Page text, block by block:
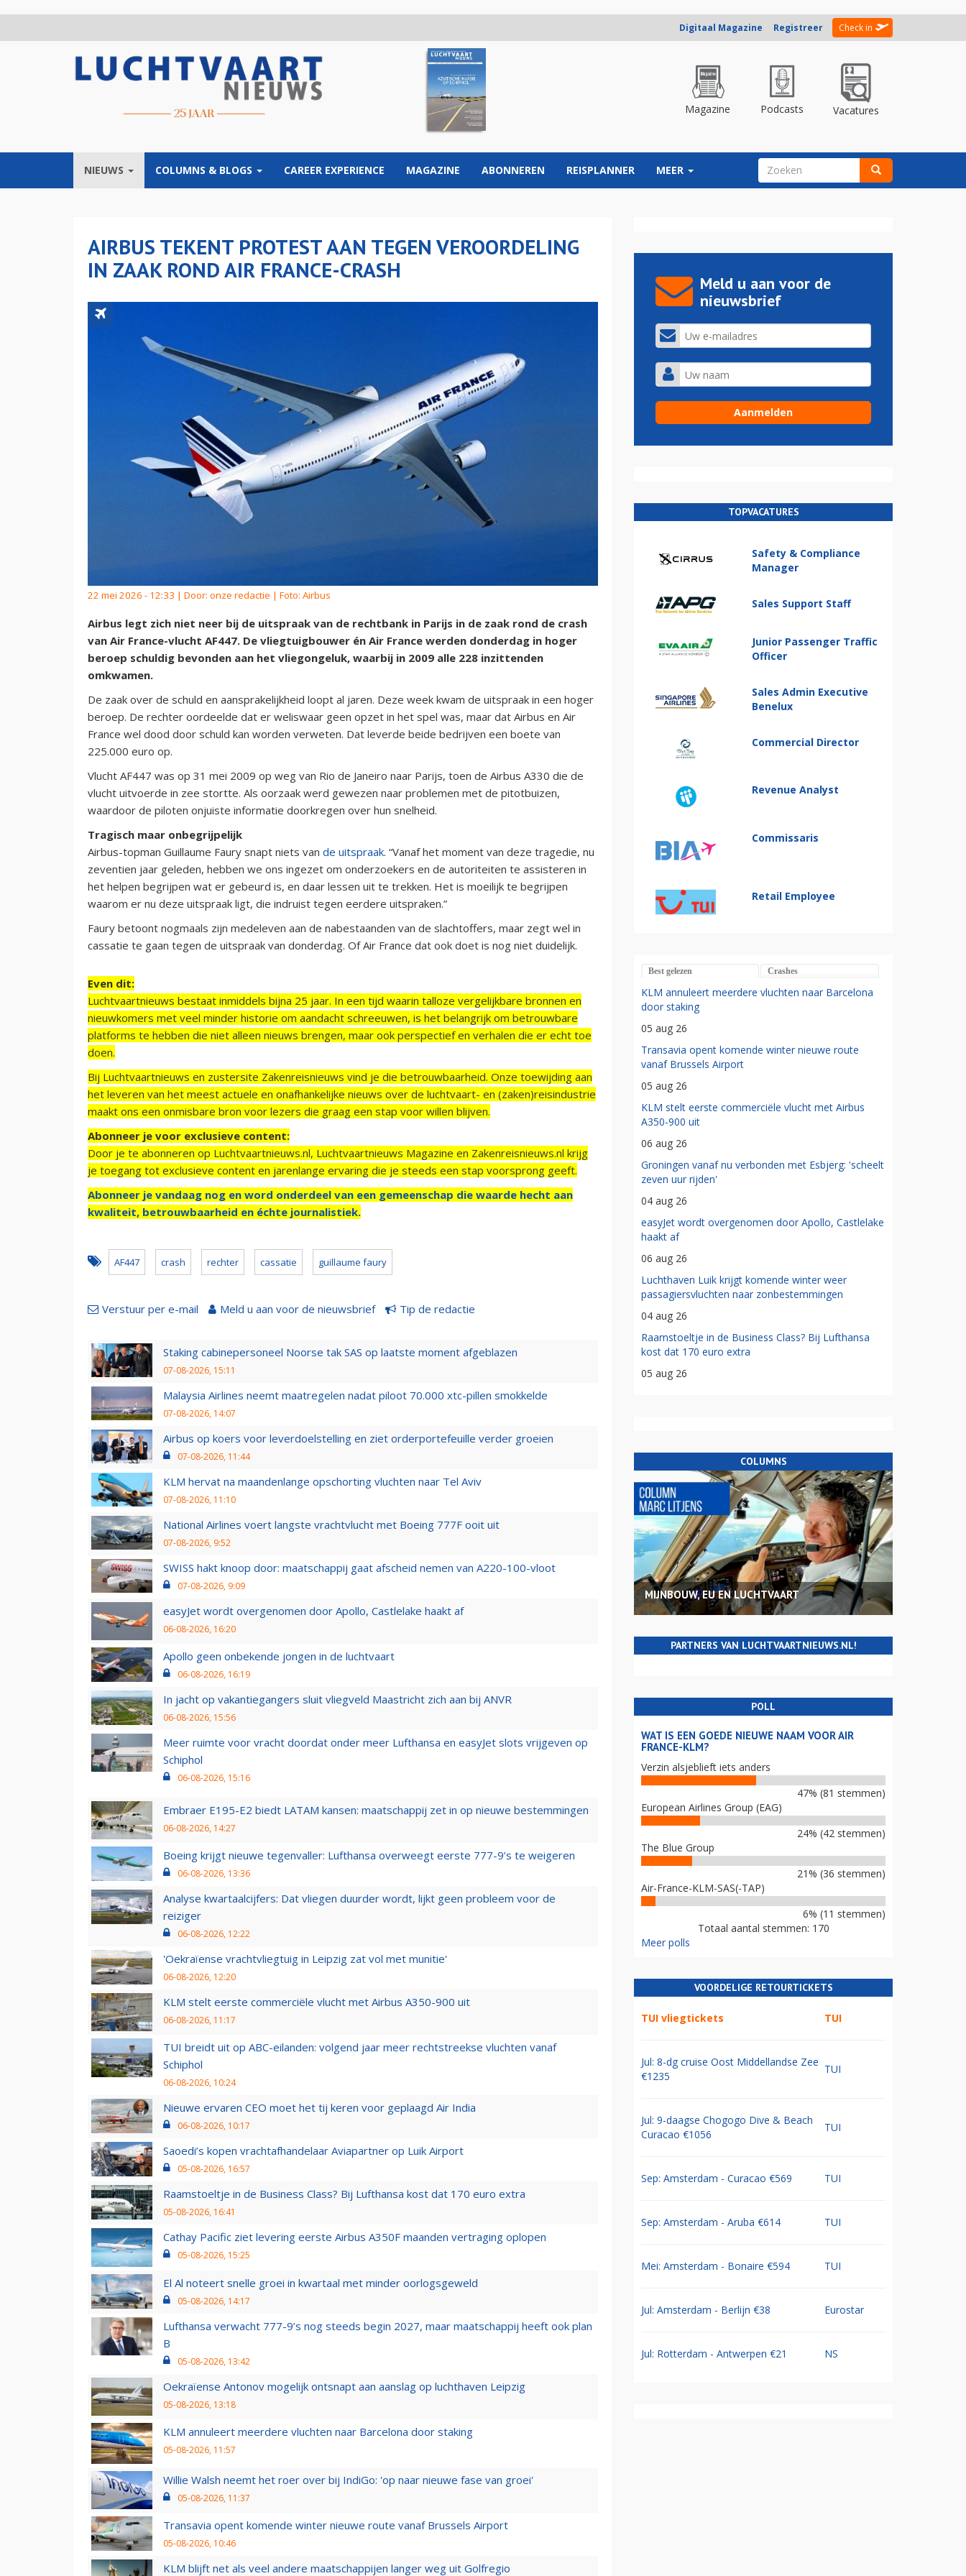
Digitaal Magazine Registreer Check in
Magazine Podcasts Vacatures
NIEUWS COLUMNS & BLOGS CAREER EXPERIENCE MAGAZINE ABONNEREN REISPLANNER MEER ZOEKVELD
AIRBUS TEKENT PROTEST AAN TEGEN VEROORDELING
IN ZAAK ROND AIR FRANCE-CRASH
22 mei 2026 - 12:33 | Door: onze redactie | Foto: Airbus
Airbus legt zich niet neer bij de uitspraak van de rechtbank in Parijs in de zaak rond de crash
van Air France-vlucht AF447. De vliegtuigbouwer én Air France werden donderdag in hoger
beroep schuldig bevonden aan het vliegongeluk, waarbij in 2009 alle 228 inzittenden
omkwamen.
De zaak over de schuld en aansprakelijkheid loopt al jaren. Deze week kwam de uitspraak in een hoger
beroep. De rechter oordeelde dat er weliswaar geen opzet in het spel was, maar dat Airbus en Air
France wel dood door schuld kan worden verweten. Dat leverde beide bedrijven een boete van
225.000 euro op.
Vlucht AF447 was op 31 mei 2009 op weg van Rio de Janeiro naar Parijs, toen de Airbus A330 die de
vlucht uitvoerde in zee stortte. Als oorzaak werd gewezen naar problemen met de pitotbuizen,
waardoor de piloten onjuiste informatie doorkregen over hun snelheid.
Tragisch maar onbegrijpelijk
Airbus-topman Guillaume Faury snapt niets van de uitspraak. “Vanaf het moment van deze tragedie, nu
zeventien jaar geleden, hebben we ons ingezet om onderzoekers en de autoriteiten te assisteren in
het helpen begrijpen wat er gebeurd is, en daar lessen uit te trekken. Het is moeilijk te begrijpen
waarom er nu deze uitspraak ligt, die indruist tegen eerdere uitspraken.”
Faury betoont nogmaals zijn medeleven aan de nabestaanden van de slachtoffers, maar zegt wel in
cassatie te gaan tegen de uitspraak van donderdag. Of Air France dat ook doet is nog niet duidelijk.
Even dit:
Luchtvaartnieuws bestaat inmiddels bijna 25 jaar. In een tijd waarin talloze vergelijkbare bronnen en
nieuwkomers met veel minder historie om aandacht schreeuwen, is het belangrijk om betrouwbare
platforms te hebben die niet alleen nieuws brengen, maar ook perspectief en verhalen die er echt toe
doen.
Bij Luchtvaartnieuws en zustersite Zakenreisnieuws vind je die betrouwbaarheid. Onze toewijding aan
het leveren van het meest actuele en onafhankelijke nieuws over de luchtvaart- en (zaken)reisindustrie
maakt ons een onmisbare bron voor lezers die graag een stap voor willen blijven.
Abonneer je voor exclusieve content:
Door je te abonneren op Luchtvaartnieuws.nl, Luchtvaartnieuws Magazine en Zakenreisnieuws.nl krijg
je toegang tot exclusieve content en jarenlange ervaring die je steeds een stap voorsprong geeft.
Abonneer je vandaag nog en word onderdeel van een gemeenschap die waarde hecht aan
kwaliteit, betrouwbaarheid en échte journalistiek.
AF447 crash rechter cassatie guillaume faury
Verstuur per e-mail Meld u aan voor de nieuwsbrief Tip de redactie
Staking cabinepersoneel Noorse tak SAS op laatste moment afgeblazen
07-08-2026, 15:11
Malaysia Airlines neemt maatregelen nadat piloot 70.000 xtc-pillen smokkelde
07-08-2026, 14:07
Airbus op koers voor leverdoelstelling en ziet orderportefeuille verder groeien
07-08-2026, 11:44
KLM hervat na maandenlange opschorting vluchten naar Tel Aviv
07-08-2026, 11:10
National Airlines voert langste vrachtvlucht met Boeing 777F ooit uit
07-08-2026, 9:52
SWISS hakt knoop door: maatschappij gaat afscheid nemen van A220-100-vloot
07-08-2026, 9:09
easyJet wordt overgenomen door Apollo, Castlelake haakt af
06-08-2026, 16:20
Apollo geen onbekende jongen in de luchtvaart
06-08-2026, 16:19
In jacht op vakantiegangers sluit vliegveld Maastricht zich aan bij ANVR
06-08-2026, 15:56
Meer ruimte voor vracht doordat onder meer Lufthansa en easyJet slots vrijgeven op
Schiphol
06-08-2026, 15:16
Embraer E195-E2 biedt LATAM kansen: maatschappij zet in op nieuwe bestemmingen
06-08-2026, 14:27
Boeing krijgt nieuwe tegenvaller: Lufthansa overweegt eerste 777-9’s te weigeren
06-08-2026, 13:36
Analyse kwartaalcijfers: Dat vliegen duurder wordt, lijkt geen probleem voor de
reiziger
06-08-2026, 12:22
'Oekraïense vrachtvliegtuig in Leipzig zat vol met munitie'
06-08-2026, 12:20
KLM stelt eerste commerciële vlucht met Airbus A350-900 uit
06-08-2026, 11:17
TUI breidt uit op ABC-eilanden: volgend jaar meer rechtstreekse vluchten vanaf
Schiphol
06-08-2026, 10:24
Nieuwe ervaren CEO moet het tij keren voor geplaagd Air India
06-08-2026, 10:17
Saoedi’s kopen vrachtafhandelaar Aviapartner op Luik Airport
05-08-2026, 16:57
Raamstoeltje in de Business Class? Bij Lufthansa kost dat 170 euro extra
05-08-2026, 16:41
Cathay Pacific ziet levering eerste Airbus A350F maanden vertraging oplopen
05-08-2026, 15:25
El Al noteert snelle groei in kwartaal met minder oorlogsgeweld
05-08-2026, 14:17
Lufthansa verwacht 777-9’s nog steeds begin 2027, maar maatschappij heeft ook plan
B
05-08-2026, 13:42
Oekraïense Antonov mogelijk ontsnapt aan aanslag op luchthaven Leipzig
05-08-2026, 13:18
KLM annuleert meerdere vluchten naar Barcelona door staking
05-08-2026, 11:57
Willie Walsh neemt het roer over bij IndiGo: 'op naar nieuwe fase van groei'
05-08-2026, 11:37
Transavia opent komende winter nieuwe route vanaf Brussels Airport
05-08-2026, 10:46
KLM blijft net als veel andere maatschappijen langer weg uit Golfregio
Meld u aan voor de
nieuwsbrief
TOPVACATURES
Safety & Compliance
Manager
Sales Support Staff
Junior Passenger Traffic
Officer
Sales Admin Executive
Benelux
Commercial Director
Revenue Analyst
Commissaris
Retail Employee
Best gelezen Crashes
KLM annuleert meerdere vluchten naar Barcelona
door staking
05 aug 26
Transavia opent komende winter nieuwe route
vanaf Brussels Airport
05 aug 26
KLM stelt eerste commerciële vlucht met Airbus
A350-900 uit
06 aug 26
Groningen vanaf nu verbonden met Esbjerg: 'scheelt
zeven uur rijden'
04 aug 26
easyJet wordt overgenomen door Apollo, Castlelake
haakt af
06 aug 26
Luchthaven Luik krijgt komende winter weer
passagiersvluchten naar zonbestemmingen
04 aug 26
Raamstoeltje in de Business Class? Bij Lufthansa
kost dat 170 euro extra
05 aug 26
COLUMNS
MIJNBOUW, EU EN LUCHTVAART
PARTNERS VAN LUCHTVAARTNIEUWS.NL!
POLL
WAT IS EEN GOEDE NIEUWE NAAM VOOR AIR
FRANCE-KLM?
Verzin alsjeblieft iets anders
47% (81 stemmen)
European Airlines Group (EAG)
24% (42 stemmen)
The Blue Group
21% (36 stemmen)
Air-France-KLM-SAS(-TAP)
6% (11 stemmen)
Totaal aantal stemmen: 170
Meer polls
VOORDELIGE RETOURTICKETS
TUI vliegtickets TUI
Jul: 8-dg cruise Oost Middellandse Zee
€1235
TUI
Jul: 9-daagse Chogogo Dive & Beach
Curacao €1056
TUI
Sep: Amsterdam - Curacao €569 TUI
Sep: Amsterdam - Aruba €614 TUI
Mei: Amsterdam - Bonaire €594 TUI
Jul: Amsterdam - Berlijn €38 Eurostar
Jul: Rotterdam - Antwerpen €21 NS